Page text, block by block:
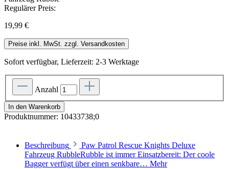
Regulärer Preis:
19,99 €
Preise inkl. MwSt. zzgl. Versandkosten
Sofort verfügbar, Lieferzeit: 2-3 Werktage
Anzahl
In den Warenkorb
Produktnummer: 10433738;0
Beschreibung
Paw Patrol Rescue Knights Deluxe
Fahrzeug RubbleRubble ist immer Einsatzbereit: Der coole
Bagger verfügt über einen senkbare… Mehr